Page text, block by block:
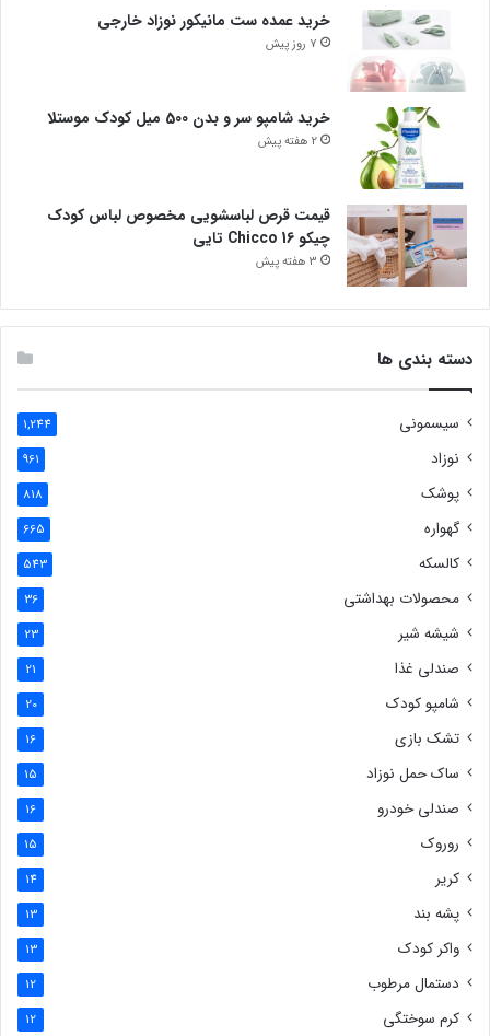
خرید عمده ست مانیکور نوزاد خارجی
7 روز پیش
خرید شامپو سر و بدن 500 میل کودک موستلا
2 هفته پیش
قیمت قرص لباسشویی مخصوص لباس کودک
چیکو Chicco 16 تایی
3 هفته پیش
دسته بندی ها
سیسمونی 1,244
نوزاد 961
پوشک 818
گهواره 665
کالسکه 543
محصولات بهداشتی 36
شیشه شیر 23
صندلی غذا 21
شامپو کودک 20
تشک بازی 16
ساک حمل نوزاد 15
صندلی خودرو 16
روروک 15
کریر 14
پشه بند 13
واکر کودک 13
دستمال مرطوب 12
کرم سوختگی 12